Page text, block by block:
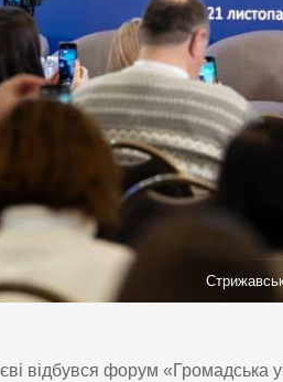
відбувся форум «Громадська